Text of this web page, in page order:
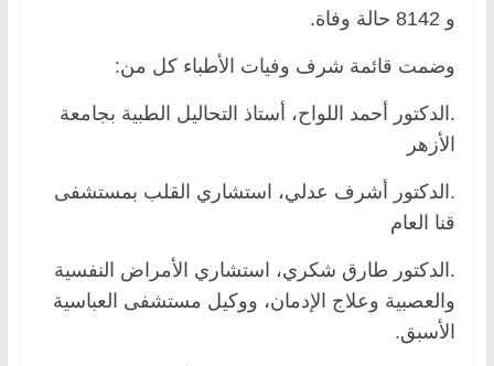
و 8142 حالة وفاة.
وضمت قائمة شرف وفيات الأطباء كل من:
.الدكتور أحمد اللواح، أستاذ التحاليل الطبية بجامعة
الأزهر
.الدكتور أشرف عدلي، استشاري القلب بمستشفى
قنا العام
.الدكتور طارق شكري، استشاري الأمراض النفسية
والعصبية وعلاج الإدمان، ووكيل مستشفى العباسية
الأسبق.